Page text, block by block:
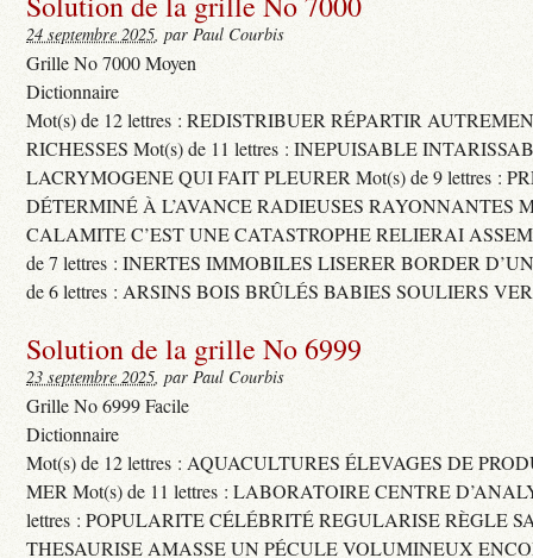
24 septembre 2025, par Paul Courbis
Grille No 7000 Moyen
Dictionnaire
Mot(s) de 12 lettres : REDISTRIBUER RÉPARTIR
RICHESSES Mot(s) de 11 lettres : INEPUISABLE
LACRYMOGENE QUI FAIT PLEURER Mot(s) de 9 lettres :
DÉTERMINÉ À L’AVANCE RADIEUSES RAYONNANTES
CALAMITE C’EST UNE CATASTROPHE RELIERAI
de 7 lettres : INERTES IMMOBILES LISERER BORDER
de 6 lettres : ARSINS BOIS BRÛLÉS BABIES SOULIERS
Solution de la grille No 6999
23 septembre 2025, par Paul Courbis
Grille No 6999 Facile
Dictionnaire
Mot(s) de 12 lettres : AQUACULTURES ÉLEVAGES DE
MER Mot(s) de 11 lettres : LABORATOIRE CENTRE
lettres : POPULARITE CÉLÉBRITÉ REGULARISE RÈGLE
THESAURISE AMASSE UN PÉCULE VOLUMINEUX